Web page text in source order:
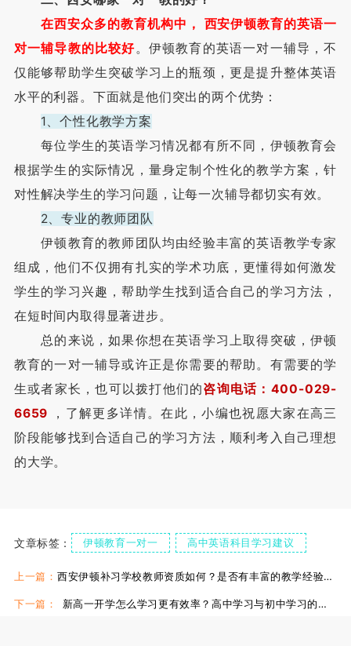
在西安众多的教育机构中， 西安伊顿教育的英语一
对一辅导教的比较好。伊顿教育的英语一对一辅导，不
仅能够帮助学生突破学习上的瓶颈，更是提升整体英语
水平的利器。下面就是他们突出的两个优势：
1、个性化教学方案
每位学生的英语学习情况都有所不同，伊顿教育会
根据学生的实际情况，量身定制个性化的教学方案，针
对性解决学生的学习问题，让每一次辅导都切实有效。
2、专业的教师团队
伊顿教育的教师团队均由经验丰富的英语教学专家
组成，他们不仅拥有扎实的学术功底，更懂得如何激发
学生的学习兴趣，帮助学生找到适合自己的学习方法，
在短时间内取得显著进步。
总的来说，如果你想在英语学习上取得突破，伊顿
教育的一对一辅导或许正是你需要的帮助。有需要的学
生或者家长，也可以拨打他们的咨询电话：400-029-
6659
，了解更多详情。在此，小编也祝愿大家在高三
阶段能够找到合适自己的学习方法，顺利考入自己理想
的大学。
文章标签： 伊顿教育一对一 高中英语科目学习建议
伊顿中考英语一对一
上一篇： 西安伊顿补习学校教师资质如何？是否有丰富的教学经验和专业的教学水平？
下一篇： 新高一开学怎么学习更有效率？高中学习与初中学习的区别在哪里？